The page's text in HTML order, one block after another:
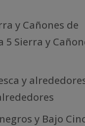
y Cañones de
5 Sierra y
y
y Bajo